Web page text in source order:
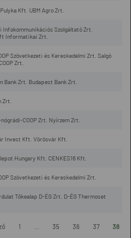
Kft. UBM Agro Zrt.
Infokommunikációs Szolgáltató Zrt.
Informatikai Zrt.
Szövetkezeti és Kereskedelmi Zrt. Salgó
Zrt.
Bank Zrt. Budapest Bank Zrt.
Zrt.
COOP Zrt. Nyírzem Zrt.
Invest Kft. Vörösvár Kft.
Hungary Kft. CENKES16 Kft.
Szövetkezeti és Kereskedelmi Zrt.
Tőkealap D-ÉG Zrt. D-ÉG Thermoset
1 35 36 37 38